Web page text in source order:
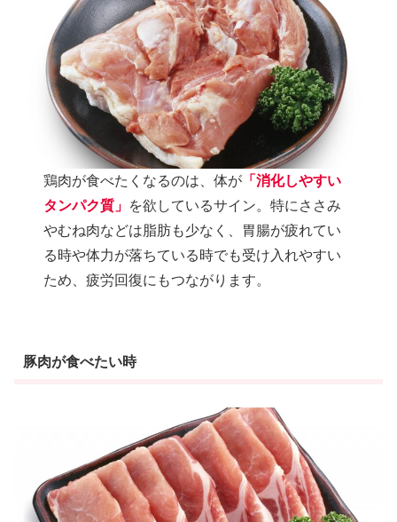
鶏肉が食べたくなるのは、体が 「消化しやすい
タンパク質」 を欲しているサイン。特にささみ
やむね肉などは脂肪も少なく、胃腸が疲れてい
る時や体力が落ちている時でも受け入れやすい
ため、疲労回復にもつながります。
豚肉が食べたい時